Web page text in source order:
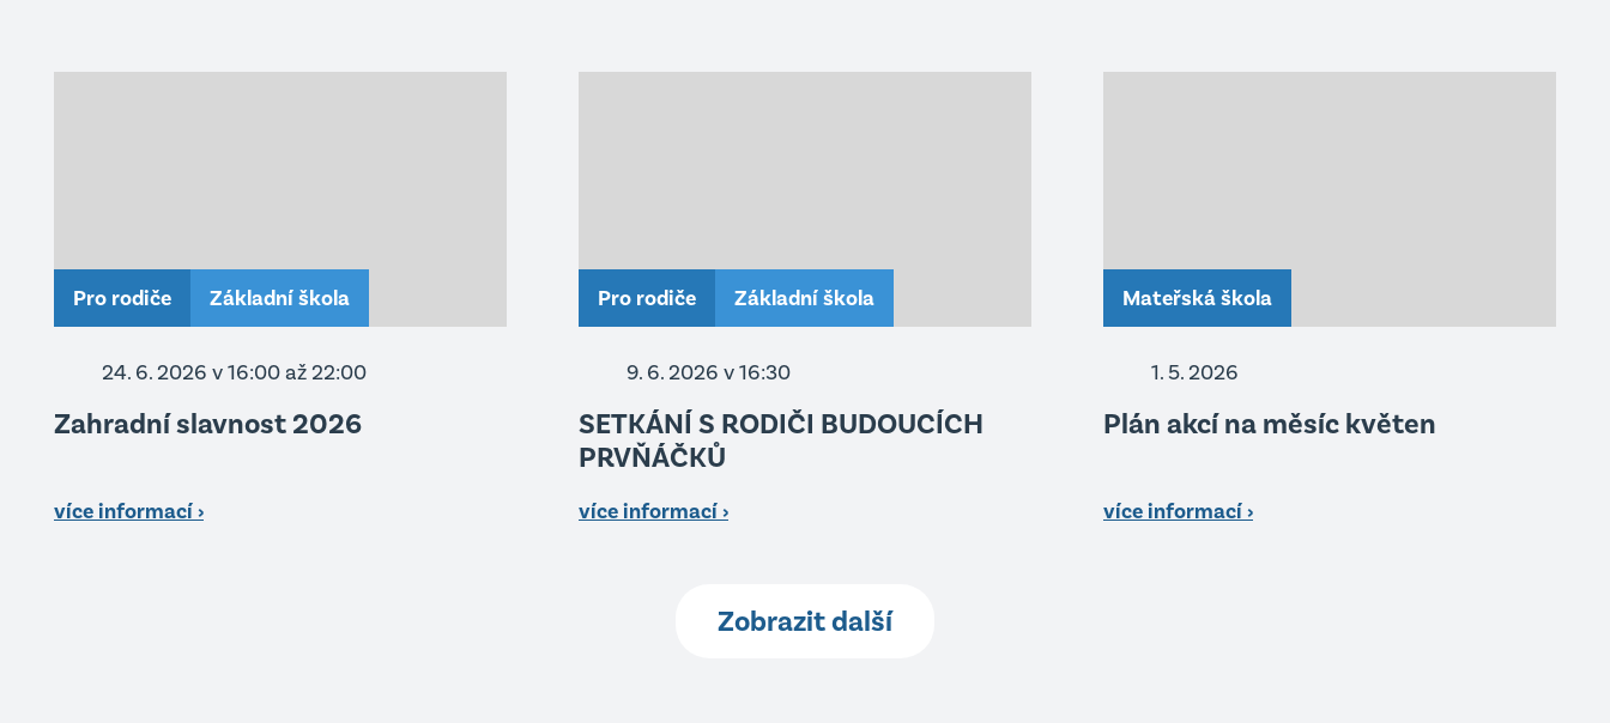
Pro rodiče Základní škola
24. 6. 2026 v 16:00až 22:00
Zahradní slavnost 2026
více informací ›
Pro rodiče Základní škola
9. 6. 2026 v 16:30
SETKÁNÍ S RODIČI BUDOUCÍCH
PRVŇÁČKŮ
více informací ›
Mateřská škola
1. 5. 2026
Plán akcí na měsíc květen
více informací ›
Zobrazit další